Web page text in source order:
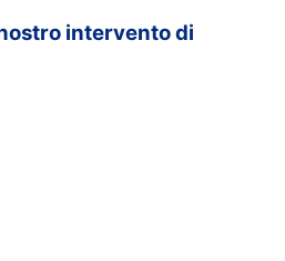
intervento di